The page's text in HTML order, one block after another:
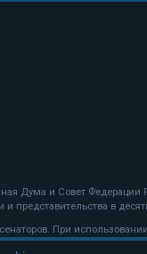
Дума и Совет
представительства в
При